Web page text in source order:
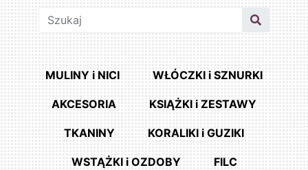
MULINY i NICI WŁÓCZKI i SZNURKI
AKCESORIA KSIĄŻKI i ZESTAWY
TKANINY KORALIKI i GUZIKI
WSTĄŻKI i OZDOBY FILC